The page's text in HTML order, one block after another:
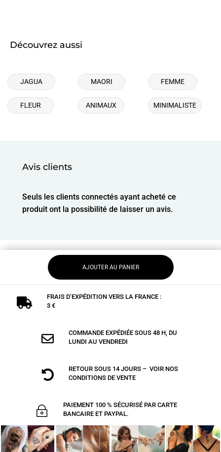
Découvrez aussi
JAGUA MAORI FEMME
FLEUR ANIMAUX MINIMALISTE
Avis clients
Seuls les clients connectés ayant acheté ce
produit ont la possibilité de laisser un avis.
AJOUTER AU PANIER

FRAIS D’EXPÉDITION VERS LA FRANCE :
3 €

COMMANDE EXPÉDIÉE SOUS 48 H, DU
LUNDI AU VENDREDI

RETOUR SOUS 14 JOURS – VOIR NOS
CONDITIONS DE VENTE
~
PAIEMENT 100 % SÉCURISÉ PAR CARTE
BANCAIRE ET PAYPAL.